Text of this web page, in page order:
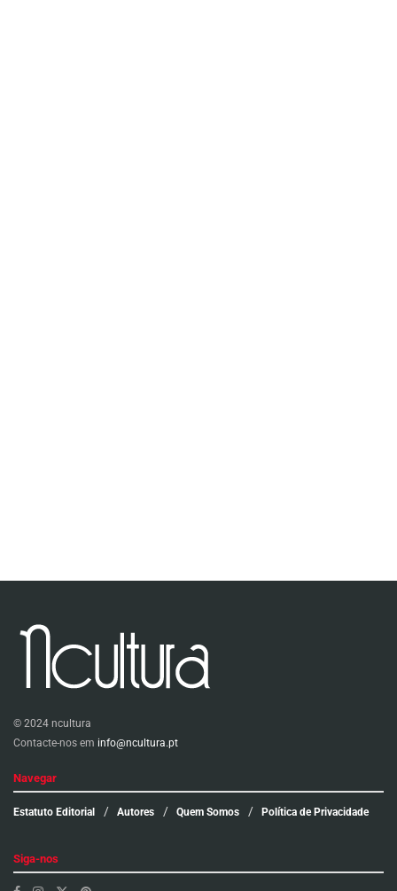
© 2024 ncultura
Contacte-nos em info@ncultura.pt
Navegar
Estatuto Editorial Autores Quem Somos Política de Privacidade
Siga-nos